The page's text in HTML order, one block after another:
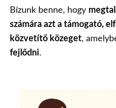
Bízunk benne, hogy
számára azt a támogató,
közvetítő közeget,
fejlődni.